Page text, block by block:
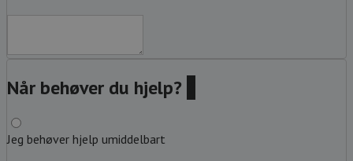
Når behøver du hjelp?
Jeg behøver hjelp umiddelbart